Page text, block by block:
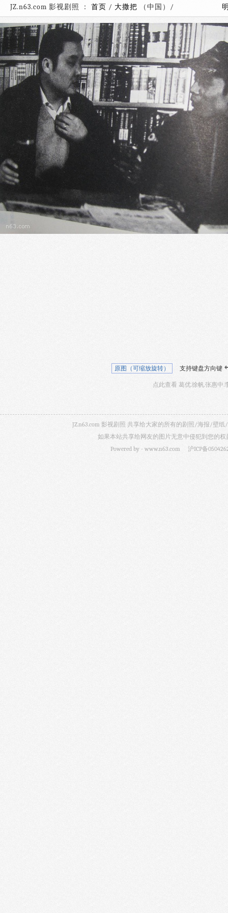
JZ.n63.com 影视剧照 ： 首页 / 大撒把 （中国）/
原图（可缩放旋转） 支持键盘方向键
点此查看 葛优.徐帆.张惠中.
JZ.n63.com 影视剧照 共享给大家的所有的剧照/海报/壁
如果本站共享给网友的图片无意中侵犯到您的
Powered by - www.n63.com 沪ICP备